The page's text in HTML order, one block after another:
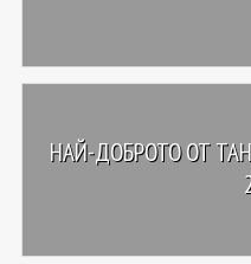
НАЙ-ДОБРОТО ОТ